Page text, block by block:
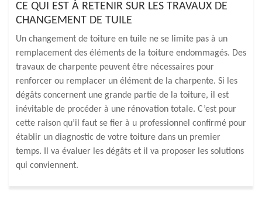
CE QUI EST À RETENIR SUR LES TRAVAUX DE
CHANGEMENT DE TUILE
Un changement de toiture en tuile ne se limite pas à un
remplacement des éléments de la toiture endommagés. Des
travaux de charpente peuvent être nécessaires pour
renforcer ou remplacer un élément de la charpente. Si les
dégâts concernent une grande partie de la toiture, il est
inévitable de procéder à une rénovation totale. C’est pour
cette raison qu’il faut se fier à u professionnel confirmé pour
établir un diagnostic de votre toiture dans un premier
temps. Il va évaluer les dégâts et il va proposer les solutions
qui conviennent.